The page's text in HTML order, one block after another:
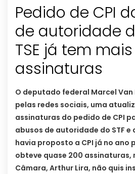
Pedido de CPI
de autoridade
TSE já tem
assinaturas
O deputado federal Marcel
pelas redes sociais, uma
assinaturas do pedido de CPI
abusos de autoridade do STF e
havia proposto a CPI já no ano
obteve quase 200 assinaturas,
Câmara, Arthur Lira, não quis